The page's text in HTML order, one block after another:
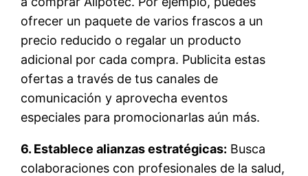
ofrecer un paquete de varios frascos a un
precio reducido o regalar un producto
adicional por cada compra. Publicita estas
ofertas a través de tus canales de
comunicación y aprovecha eventos
especiales para promocionarlas aún más.
6. Establece alianzas estratégicas: Busca
colaboraciones con profesionales de la salud,